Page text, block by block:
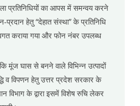
प्रतिनिधियों का आपस में समन्वय करने
प्रदान हेतु “देहात संस्था” के प्रतिनिधि
कराया गया और फोन नंबर उपलब्ध
मूंज घास से बनने वाले विभिन्न उत्पादों
व विपणन हेतु उत्तर प्रदेश सरकार के
विभाग के द्वारा इसमें विशेष रुचि लेकर